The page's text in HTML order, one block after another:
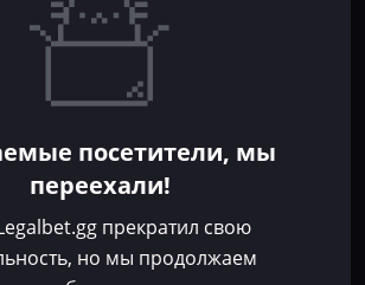
Букмекеры
CS 2
посетители, мы
переехали!
прекратил свою
но мы продолжаем